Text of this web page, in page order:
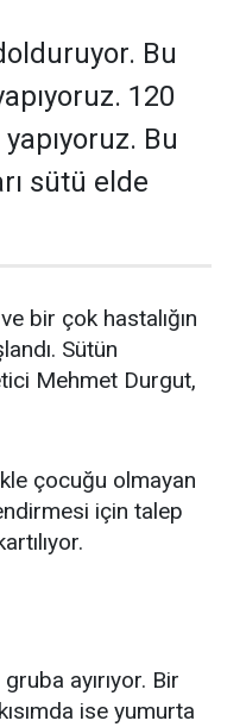
Bu
120
Bu
sütü elde
bir çok hastalığın
Sütün
Mehmet Durgut,
çocuğu olmayan
için talep
ayırıyor. Bir
ise yumurta